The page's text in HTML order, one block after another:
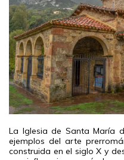
La Iglesia de Santa María
ejemplos del arte
construida en el siglo X y